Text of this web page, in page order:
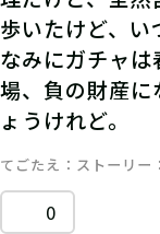
歩いたけど、い
なみにガチャ
場、負の財産に
ょうけれど。
てごたえ ストーリー
0